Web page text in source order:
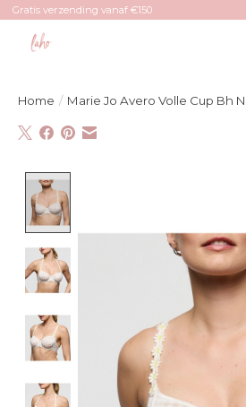
Gratis verzending vanaf €150
Home / Marie Jo Avero Volle Cup Bh